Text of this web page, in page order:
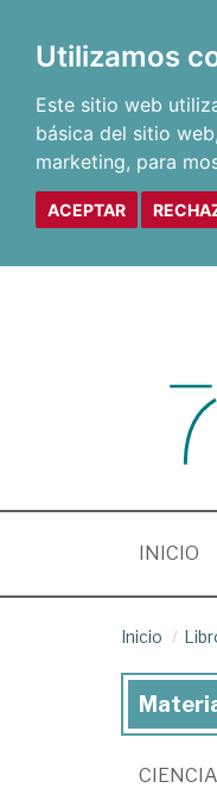
Utilizamos
Este sitio web
básica del sitio web,
marketing, para
ACEPTAR
INICIO
Inicio